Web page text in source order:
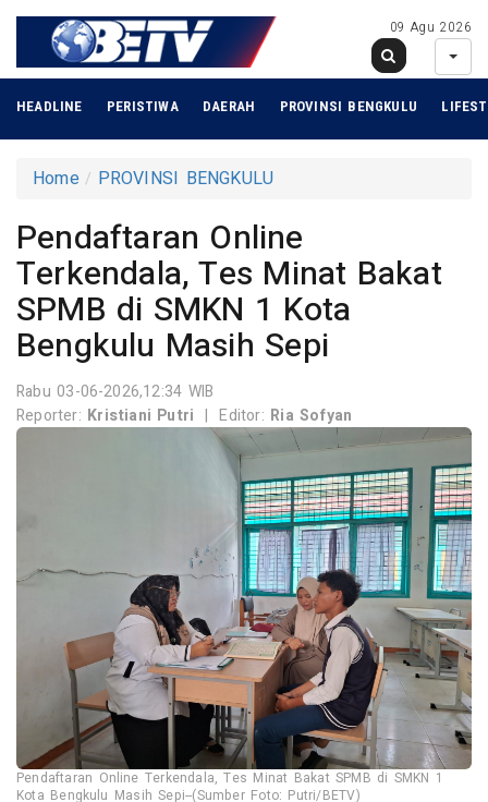
09 Agu 2026
HEADLINE PERISTIWA DAERAH PROVINSI BENGKULU
Home PROVINSI BENGKULU
Pendaftaran Online
Terkendala, Tes Minat Bakat
SPMB di SMKN 1 Kota
Bengkulu Masih Sepi
Rabu 03-06-2026,12:34 WIB
Reporter: Kristiani Putri | Editor: Ria Sofyan
Pendaftaran Online Terkendala, Tes Minat Bakat SPMB di SMKN 1
Kota Bengkulu Masih Sepi--(Sumber Foto: Putri/BETV)